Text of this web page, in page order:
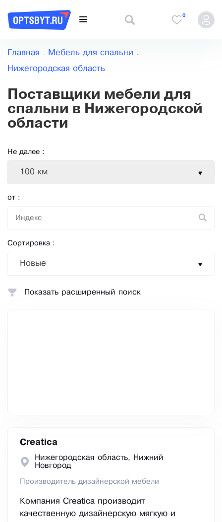
0
Главная Мебель для спальни
Нижегородская область
Поставщики мебели для
спальни в Нижегородской
области
Не далее :
100 км
от :
Сортировка :
Новые
Creatica
Нижегородская область, Нижний
Новгород
Производитель дизайнерской мебели
Компания Creatica производит
качественную дизайнерскую мягкую и
Показать расширенный поиск